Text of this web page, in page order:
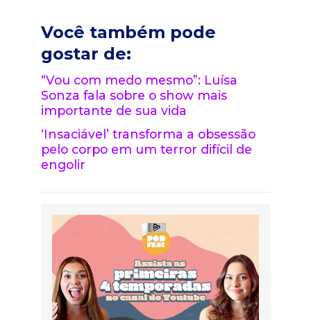
Você também pode
gostar de:
“Vou com medo mesmo”: Luísa
Sonza fala sobre o show mais
importante de sua vida
‘Insaciável’ transforma a obsessão
pelo corpo em um terror difícil de
engolir